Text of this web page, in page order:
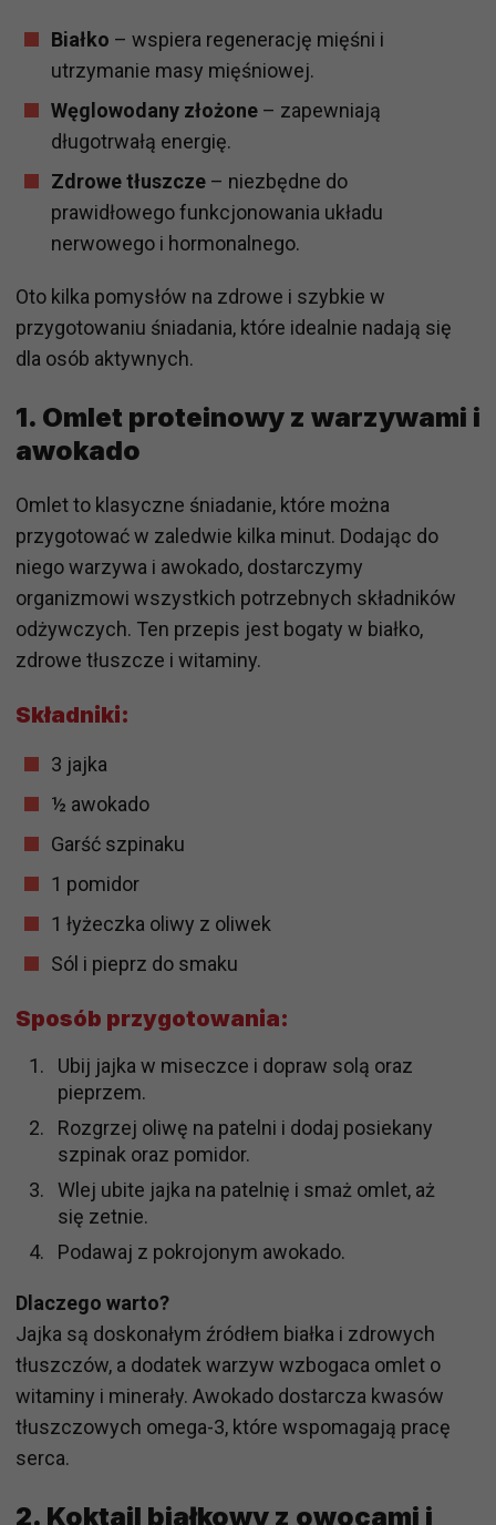
Białko – wspiera regenerację mięśni i
utrzymanie masy mięśniowej.
Węglowodany złożone – zapewniają
długotrwałą energię.
Zdrowe tłuszcze – niezbędne do
prawidłowego funkcjonowania układu
nerwowego i hormonalnego.
Oto kilka pomysłów na zdrowe i szybkie w
przygotowaniu śniadania, które idealnie nadają się
dla osób aktywnych.
1. Omlet proteinowy z warzywami i
awokado
Omlet to klasyczne śniadanie, które można
przygotować w zaledwie kilka minut. Dodając do
niego warzywa i awokado, dostarczymy
organizmowi wszystkich potrzebnych składników
odżywczych. Ten przepis jest bogaty w białko,
zdrowe tłuszcze i witaminy.
Składniki:
3 jajka
½ awokado
Garść szpinaku
1 pomidor
1 łyżeczka oliwy z oliwek
Sól i pieprz do smaku
Sposób przygotowania:
Ubij jajka w miseczce i dopraw solą oraz
pieprzem.
Rozgrzej oliwę na patelni i dodaj posiekany
szpinak oraz pomidor.
Wlej ubite jajka na patelnię i smaż omlet, aż
się zetnie.
Podawaj z pokrojonym awokado.
Dlaczego warto?
Jajka są doskonałym źródłem białka i zdrowych
tłuszczów, a dodatek warzyw wzbogaca omlet o
witaminy i minerały. Awokado dostarcza kwasów
tłuszczowych omega-3, które wspomagają pracę
serca.
2. Koktajl białkowy z owocami i